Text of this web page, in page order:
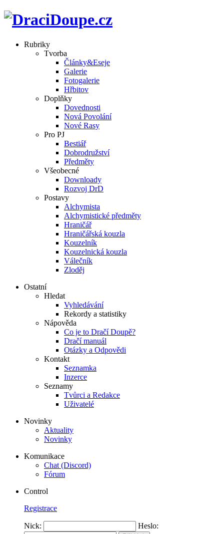
Rubriky
Tvorba
Články&Eseje
Galerie
Fotogalerie
Hřbitov
Doplňky
Dovednosti
Nová Povolání
Nové Rasy
Pro PJ
Bestiář
Dobrodružství
Předměty
Všeobecné
Downloady
Rozvoj DrD
Postavy
Alchymista
Alchymistické předměty
Hraničář
Hraničářská kouzla
Kouzelník
Kouzelnická kouzla
Válečník
Zloděj
Ostatní
Hledat
Vyhledávání
Rekordy a statistiky
Nápověda
Co je to Dračí Doupě?
Dračí manuál
Otázky a Odpovědi
Kontakt
Seznamka
Inzerce
Seznamy
Tvůrci a Redakce
Uživatelé
Novinky
Aktuality
Novinky
Komunikace
Chat (Discord)
Fórum
Control
Registrace
Nick: Heslo: